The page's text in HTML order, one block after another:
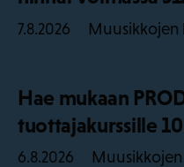
7.8.2026 Muusikkojen
Hae mukaan
tuottajakurssille
6.8.2026